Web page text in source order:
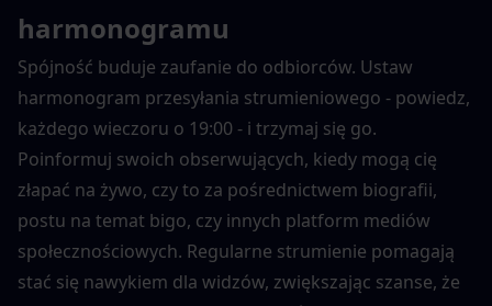
harmonogramu
Spójność buduje zaufanie do odbiorców. Ustaw
harmonogram przesyłania strumieniowego - powiedz,
każdego wieczoru o 19:00 - i trzymaj się go.
Poinformuj swoich obserwujących, kiedy mogą cię
złapać na żywo, czy to za pośrednictwem biografii,
postu na temat bigo, czy innych platform mediów
społecznościowych. Regularne strumienie pomagają
stać się nawykiem dla widzów, zwiększając szanse, że